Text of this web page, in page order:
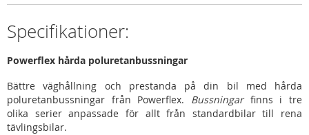
Specifikationer:
Powerflex hårda poluretanbussningar
Bättre väghållning och prestanda på din bil med hårda
poluretanbussningar från Powerflex. Bussningar finns i tre
olika serier anpassade för allt från standardbilar till rena
tävlingsbilar.